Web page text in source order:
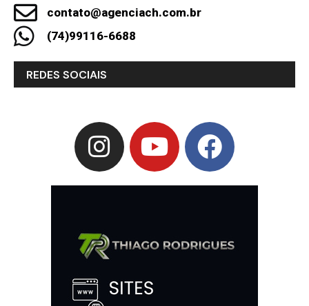
contato@agenciach.com.br
(74)99116-6688
REDES SOCIAIS